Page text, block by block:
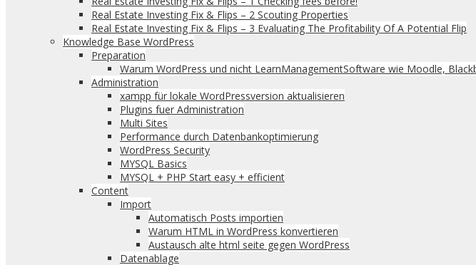
Real Estate Investing Fix & Flips – 2 Scouting Properties
Real Estate Investing Fix & Flips – 3 Evaluating The Profitability Of A Potential Flip
Knowledge Base WordPress
Preparation
Warum WordPress und nicht LearnManagementSoftware wie Moodle,
Administration
xampp für lokale WordPressversion aktualisieren
Plugins fuer Administration
Multi Sites
Performance durch Datenbankoptimierung
WordPress Security
MYSQL Basics
MYSQL + PHP Start easy + efficient
Content
Import
Automatisch Posts importien
Warum HTML in WordPress konvertieren
Austausch alte html seite gegen WordPress
Datenablage